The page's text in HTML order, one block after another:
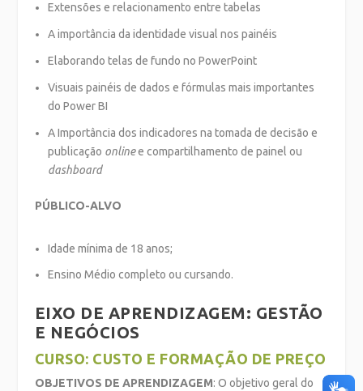
Extensões e relacionamento entre tabelas
A importância da identidade visual nos painéis
Elaborando telas de fundo no PowerPoint
Visuais painéis de dados e fórmulas mais importantes
do Power BI
A Importância dos indicadores na tomada de decisão e
publicação onlinee compartilhamento de painel ou
dashboard
PÚBLICO-ALVO
Idade mínima de 18 anos;
Ensino Médio completo ou cursando.
EIXO DE APRENDIZAGEM: GESTÃO
E NEGÓCIOS
CURSO: CUSTO E FORMAÇÃO DE PREÇO
OBJETIVOS DE APRENDIZAGEM: O objetivo geral do